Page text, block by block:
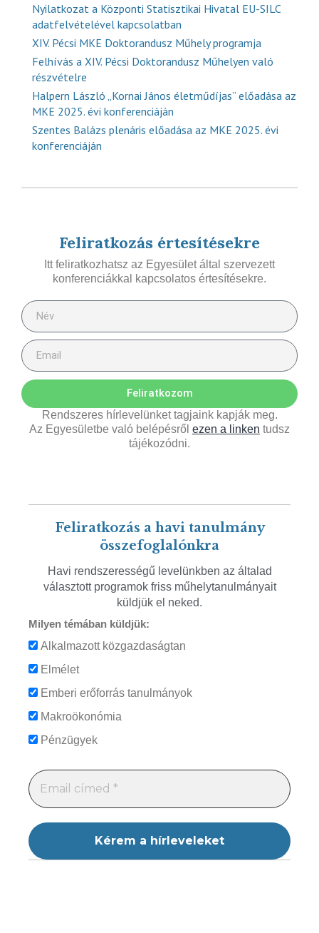
Nyilatkozat a Központi Statisztikai Hivatal EU-SILC
adatfelvételével kapcsolatban
XIV. Pécsi MKE Doktorandusz Műhely programja
Felhívás a XIV. Pécsi Doktorandusz Műhelyen való
részvételre
Halpern László „Kornai János életműdíjas” előadása az
MKE 2025. évi konferenciáján
Szentes Balázs plenáris előadása az MKE 2025. évi
konferenciáján
Feliratkozás értesítésekre
Itt feliratkozhatsz az Egyesület által szervezett
konferenciákkal kapcsolatos értesítésekre.
Feliratkozom
Rendszeres hírlevelünket tagjaink kapják meg.
Az Egyesületbe való belépésről ezen a linken tudsz
tájékozódni.
Feliratkozás a havi tanulmány
összefoglalónkra
Havi rendszerességű levelünkben az általad
választott programok friss műhelytanulmányait
küldjük el neked.
Milyen témában küldjük:
Alkalmazott közgazdaságtan
Elmélet
Emberi erőforrás tanulmányok
Makroökonómia
Pénzügyek